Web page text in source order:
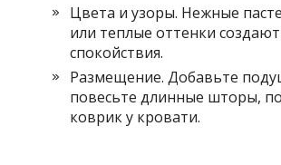
Цвета и узоры. Нежные
или теплые оттенки
спокойствия.
Размещение. Добавьте
повесьте длинные шторы,
коврик у кровати.